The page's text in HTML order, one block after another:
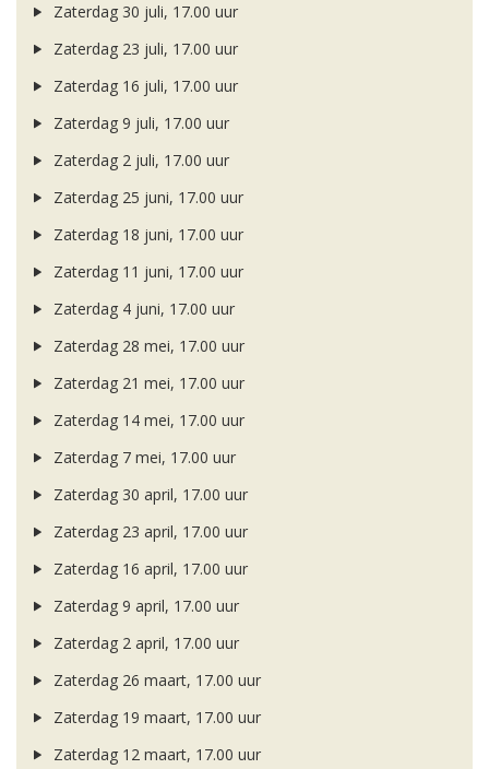
Zaterdag 30 juli, 17.00 uur
Zaterdag 23 juli, 17.00 uur
Zaterdag 16 juli, 17.00 uur
Zaterdag 9 juli, 17.00 uur
Zaterdag 2 juli, 17.00 uur
Zaterdag 25 juni, 17.00 uur
Zaterdag 18 juni, 17.00 uur
Zaterdag 11 juni, 17.00 uur
Zaterdag 4 juni, 17.00 uur
Zaterdag 28 mei, 17.00 uur
Zaterdag 21 mei, 17.00 uur
Zaterdag 14 mei, 17.00 uur
Zaterdag 7 mei, 17.00 uur
Zaterdag 30 april, 17.00 uur
Zaterdag 23 april, 17.00 uur
Zaterdag 16 april, 17.00 uur
Zaterdag 9 april, 17.00 uur
Zaterdag 2 april, 17.00 uur
Zaterdag 26 maart, 17.00 uur
Zaterdag 19 maart, 17.00 uur
Zaterdag 12 maart, 17.00 uur